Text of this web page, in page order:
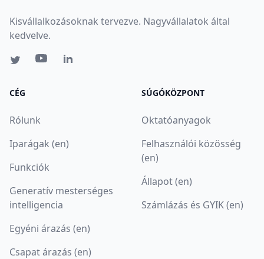
Kisvállalkozásoknak tervezve. Nagyvállalatok által
kedvelve.
CÉG
Rólunk
Iparágak (en)
Funkciók
Generatív mesterséges
intelligencia
Egyéni árazás (en)
Csapat árazás (en)
SÚGÓKÖZPONT
Oktatóanyagok
Felhasználói közösség
(en)
Állapot (en)
Számlázás és GYIK (en)